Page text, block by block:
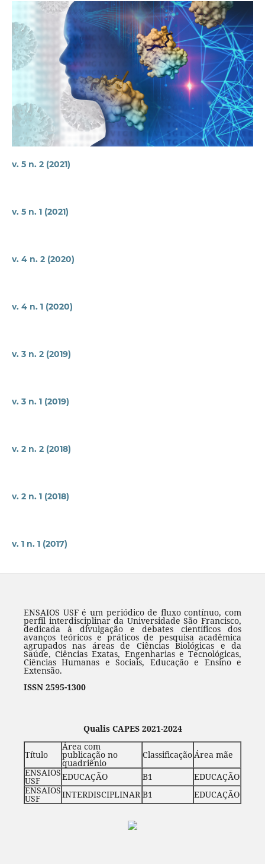
v. 5 n. 2 (2021)
v. 5 n. 1 (2021)
v. 4 n. 2 (2020)
v. 4 n. 1 (2020)
v. 3 n. 2 (2019)
v. 3 n. 1 (2019)
v. 2 n. 2 (2018)
v. 2 n. 1 (2018)
v. 1 n. 1 (2017)
ENSAIOS USF é um periódico de fluxo contínuo, com
perfil interdisciplinar da Universidade São Francisco,
dedicada à divulgação e debates científicos dos
avanços teóricos e práticos de pesquisa acadêmica
agrupados nas áreas de Ciências Biológicas e da
Saúde, Ciências Exatas, Engenharias e Tecnológicas,
Ciências Humanas e Sociais, Educação e Ensino e
Extensão.
ISSN 2595-1300
Qualis CAPES 2021-2024
Título
Área com
publicação no
quadriênio
ClassificaçãoÁrea mãe
ENSAIOS
USF EDUCAÇÃO B1
EDUCAÇÃO
ENSAIOS
USF INTERDISCIPLINAR B1 EDUCAÇÃO